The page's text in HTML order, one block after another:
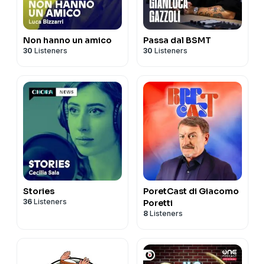
Non hanno un amico
30 Listeners
Passa dal BSMT
30 Listeners
Stories
36 Listeners
PoretCast di Giacomo
Poretti
8 Listeners